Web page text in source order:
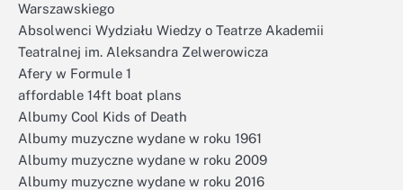
Warszawskiego
Absolwenci Wydziału Wiedzy o Teatrze Akademii
Teatralnej im. Aleksandra Zelwerowicza
Afery w Formule 1
affordable 14ft boat plans
Albumy Cool Kids of Death
Albumy muzyczne wydane w roku 1961
Albumy muzyczne wydane w roku 2009
Albumy muzyczne wydane w roku 2016